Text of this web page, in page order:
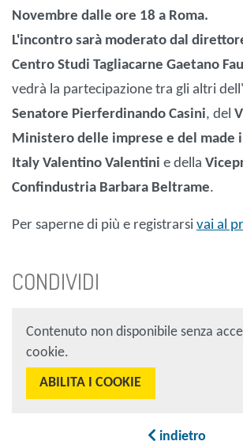
Novembre dalle ore 18 a Roma.
L'incontro sarà moderato dal
Centro Studi Tagliacarne Gaetano
vedrà la partecipazione tra gli altri dell'
Senatore Pierferdinando Casini, del
Ministero delle imprese e del made
Italy Valentino Valentini e della
Confindustria Barbara Beltrame.
Per saperne di più e registrarsi vai al
CONDIVIDI
Contenuto non disponibile senza
cookie.
ABILITA I COOKIE
indietro